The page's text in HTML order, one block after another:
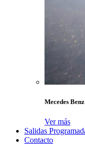
Mecedes
Ver más
Salidas
Contacto